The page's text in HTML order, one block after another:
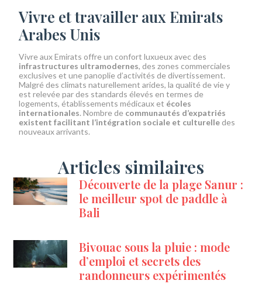
Articles similaires
Découverte de la plage Sanur :
le meilleur spot de paddle à
Bali
Bivouac sous la pluie : mode
d’emploi et secrets des
randonneurs expérimentés
Vivre et travailler aux Emirats
Arabes Unis
Vivre aux Emirats offre un confort luxueux avec des
infrastructures ultramodernes, des zones commerciales
exclusives et une panoplie d’activités de divertissement.
Malgré des climats naturellement arides, la qualité de vie y
est relevée par des standards élevés en termes de
logements, établissements médicaux et écoles
internationales. Nombre de communautés d’expatriés
existent facilitant l’intégration sociale et culturelle des
nouveaux arrivants.